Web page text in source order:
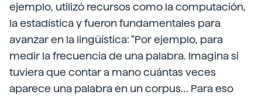
ejemplo, utilizó recursos como la computación,
la estadística y fueron fundamentales para
avanzar en la lingüística: “Por ejemplo, para
medir la frecuencia de una palabra. Imagina si
tuviera que contar a mano cuántas veces
aparece una palabra en un corpus… Para eso